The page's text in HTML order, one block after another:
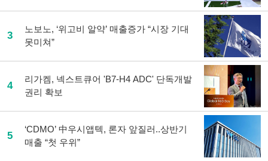
3
노보노, ‘위고비 알약’ 매출증가 “시장 기대
못미쳐”
4
리가켐, 넥스트큐어 'B7-H4 ADC' 단독개발
권리 확보
5
‘CDMO’ 中우시앱텍, 론자 앞질러..상반기
매출 “첫 우위”